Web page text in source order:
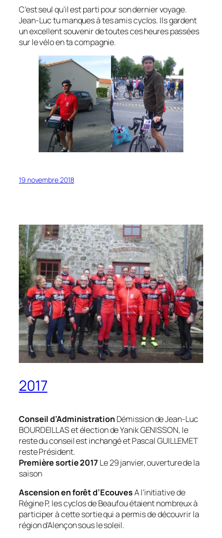
C’est seul qu’il est parti pour son dernier voyage.
Jean-Luc tu manques à tes amis cyclos. Ils gardent
un excellent souvenir de toutes ces heures passées
sur le vélo en ta compagnie.
19 novembre 2018
2017
Conseil d’AdministrationDémission de Jean-Luc
BOURDEILLAS et élection de Yanik GENISSON, le
reste du conseil est inchangé et Pascal GUILLEMET
reste Président.
Première sortie 2017 Le 29 janvier, ouverture de la
saison
Ascension en forêt d’EcouvesA l’initiative de
Régine P, les cyclos de Beaufou étaient nombreux à
participer à cette sortie qui a permis de découvrir la
région d’Alençon sous le soleil.